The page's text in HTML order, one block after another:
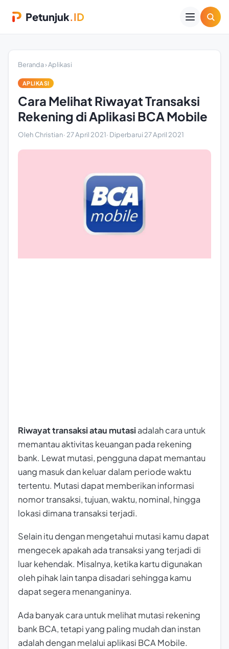
Petunjuk.ID
Beranda›Aplikasi
APLIKASI
Cara Melihat Riwayat Transaksi
Rekening di Aplikasi BCA Mobile
Oleh Christian· 27 April 2021· Diperbarui 27 April 2021
Riwayat transaksi atau mutasiadalah cara untuk
memantau aktivitas keuangan pada rekening
bank. Lewat mutasi, pengguna dapat memantau
uang masuk dan keluar dalam periode waktu
tertentu. Mutasi dapat memberikan informasi
nomor transaksi, tujuan, waktu, nominal, hingga
lokasi dimana transaksi terjadi.
Selain itu dengan mengetahui mutasi kamu dapat
mengecek apakah ada transaksi yang terjadi di
luar kehendak. Misalnya, ketika kartu digunakan
oleh pihak lain tanpa disadari sehingga kamu
dapat segera menanganinya.
Ada banyak cara untuk melihat mutasi rekening
bank BCA, tetapi yang paling mudah dan instan
adalah dengan melalui aplikasi BCA Mobile.